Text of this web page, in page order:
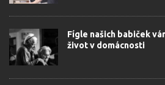
Fígle našich babiček
život v domácnosti